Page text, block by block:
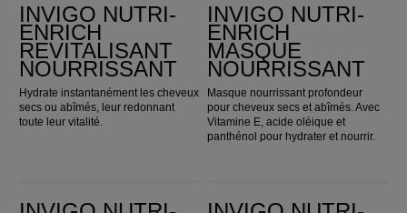
INVIGO NUTRI-
ENRICH
REVITALISANT
NOURRISSANT
Hydrate instantanément les cheveux
secs ou abîmés, leur redonnant
toute leur vitalité.
INVIGO NUTRI-
ENRICH
MASQUE
NOURRISSANT
Masque nourrissant profondeur
pour cheveux secs et abîmés. Avec
Vitamine E, acide oléique et
panthénol pour hydrater et nourrir.